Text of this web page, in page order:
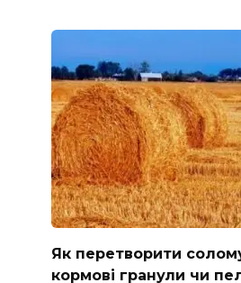
Як перетворити
кормові гранули чи